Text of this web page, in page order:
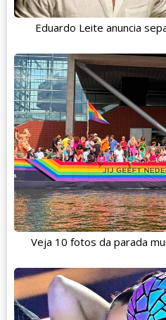
Eduardo Leite anuncia
Veja 10 fotos da parada